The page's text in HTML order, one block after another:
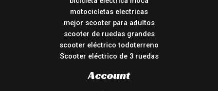
motocicletas electricas
mejor scooter para adultos
scooter de ruedas grandes
scooter eléctrico todoterreno
Scooter eléctrico de 3 ruedas
Account